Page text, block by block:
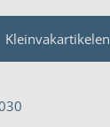
Kleinvakartikelen